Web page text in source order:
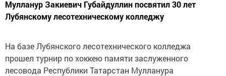
Мулланур Закиевич Губайдуллин посвятил 30 лет
Лубянскому лесотехническому колледжу
На базе Лубянского лесотехнического колледжа
прошел турнир по хоккею памяти заслуженного
лесовода Республики Татарстан Мулланура